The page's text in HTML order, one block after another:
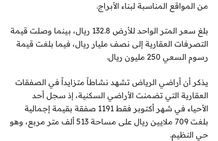
من المواقع المناسبة لبناء الأبراج.
بلغ سعر المتر الواحد للأرض 132.8 ريال، بينما وصلت قيمة
التصرفات العقارية إلى نصف مليار ريال، فيما بلغت قيمة
رسوم السعي 250 مليون ريال.
يذكر أن أراضي الرياض تشهد نشاطاً متزايداً في الصفقات
العقارية التي تضمنت الأراضي السكنية، إذ سجل أحد
الأحياء في شهر أكتوبر فقط 1191 صفقة بقيمة إجمالية
بلغت 709 ملايين ريال على مساحة 513 ألف متر مربع، وهو
حي النظيم.